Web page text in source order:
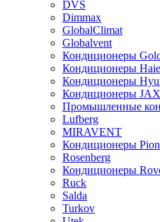
DVS
Dimmax
GlobalClimat
Globalvent
Кондиционеры
Кондиционеры
Кондиционеры
Кондиционеры JAX
Промышленные
Lufberg
MIRAVENT
Кондиционеры
Rosenberg
Кондиционеры
Ruck
Salda
Turkov